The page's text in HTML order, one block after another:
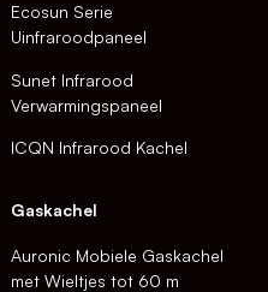
Ecosun Serie
Uinfraroodpaneel
Sunet Infrarood
Verwarmingspaneel
ICQN Infrarood Kachel
Gaskachel
Auronic Mobiele Gaskachel
met Wieltjes tot 60 m